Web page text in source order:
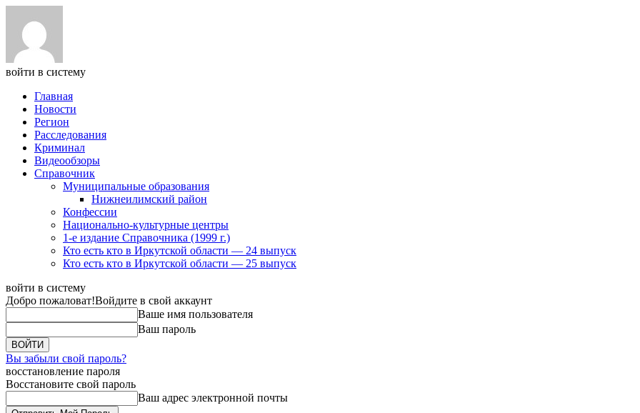
войти в систему
Главная
Новости
Регион
Расследования
Криминал
Видеообзоры
Справочник
Муниципальные образования
Нижнеилимский район
Конфессии
Национально-культурные центры
1-е издание Справочника (1999 г.)
Кто есть кто в Иркутской области — 24 выпуск
Кто есть кто в Иркутской области — 25 выпуск
войти в систему
Добро пожаловат!Войдите в свой аккаунт
Ваше имя пользователя
Ваш пароль
Вы забыли свой пароль?
восстановление пароля
Восстановите свой пароль
Ваш адрес электронной почты